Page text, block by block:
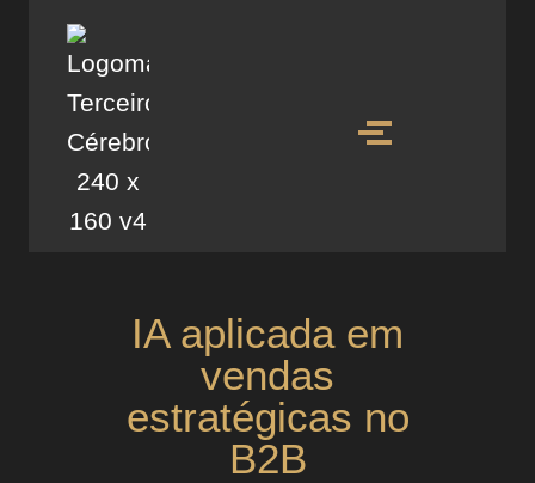
IA aplicada em
vendas
estratégicas no
B2B